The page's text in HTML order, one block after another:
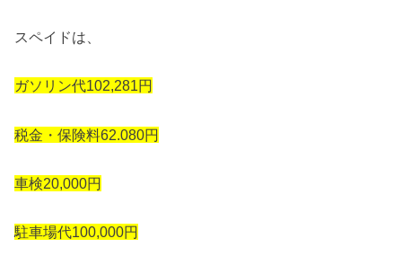
スペイドは、
ガソリン代102,281円
税金・保険料62.080円
車検20,000円
駐車場代100,000円